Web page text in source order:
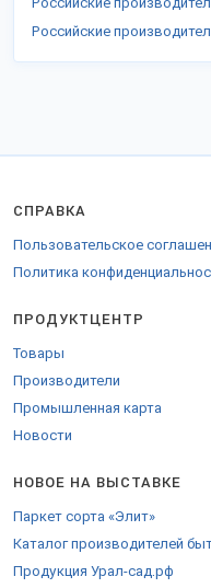
Российские
СПРАВКА
Пользовательское
Политика
ПРОДУКТЦЕНТР
Товары
Производители
Промышленная карта
Новости
НОВОЕ НА ВЫСТАВКЕ
Паркет сорта «Элит»
Каталог производителей
Продукция Урал-сад.рф